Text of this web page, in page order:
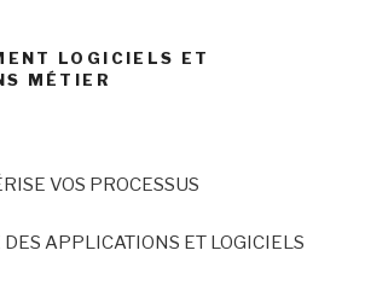
LOGICIELS ET
MÉTIER
VOS PROCESSUS
APPLICATIONS ET LOGICIELS